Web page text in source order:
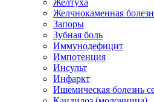
Желчнокаменная
Запоры
Зубная боль
Иммунодефицит
Импотенция
Инсульт
Инфаркт
Ишемическая болезнь